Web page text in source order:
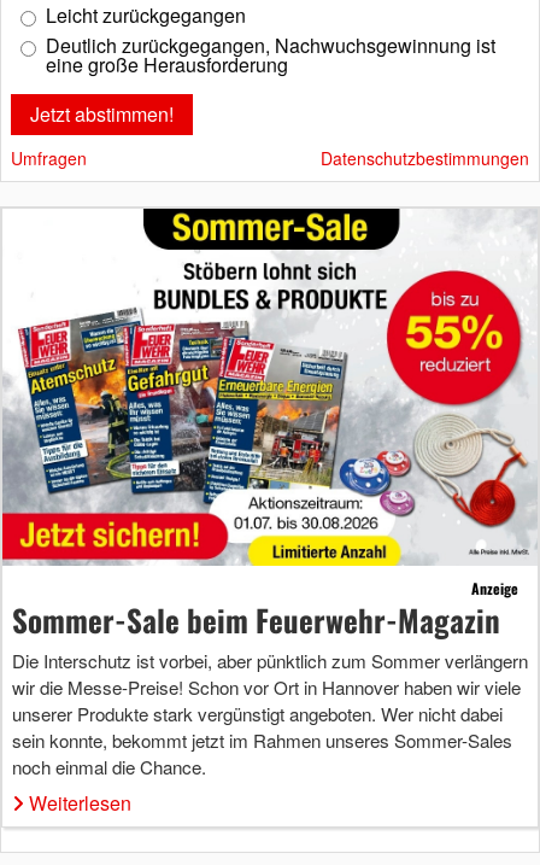
Leicht zurückgegangen
Deutlich zurückgegangen, Nachwuchsgewinnung ist
eine große Herausforderung
Umfragen Datenschutzbestimmungen
Anzeige
Sommer-Sale beim Feuerwehr-Magazin
Die Interschutz ist vorbei, aber pünktlich zum Sommer verlängern
wir die Messe-Preise! Schon vor Ort in Hannover haben wir viele
unserer Produkte stark vergünstigt angeboten. Wer nicht dabei
sein konnte, bekommt jetzt im Rahmen unseres Sommer-Sales
noch einmal die Chance.
Weiterlesen